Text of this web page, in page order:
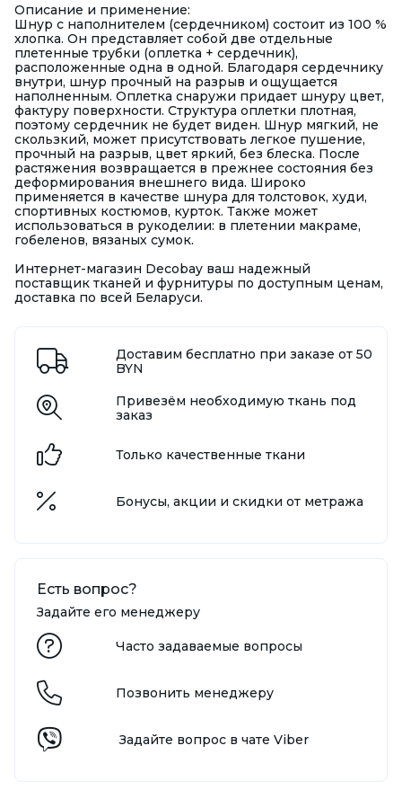
Описание и применение:
Шнур с наполнителем (сердечником) состоит из 100 %
хлопка. Он представляет собой две отдельные
плетенные трубки (оплетка + сердечник),
расположенные одна в одной. Благодаря сердечнику
внутри, шнур прочный на разрыв и ощущается
наполненным. Оплетка снаружи придает шнуру цвет,
фактуру поверхности. Структура оплетки плотная,
поэтому сердечник не будет виден. Шнур мягкий, не
скользкий, может присутствовать легкое пушение,
прочный на разрыв, цвет яркий, без блеска. После
растяжения возвращается в прежнее состояния без
деформирования внешнего вида. Широко
применяется в качестве шнура для толстовок, худи,
спортивных костюмов, курток. Также может
использоваться в рукоделии: в плетении макраме,
гобеленов, вязаных сумок.
Интернет-магазин Decobay ваш надежный
поставщик тканей и фурнитуры по доступным ценам,
доставка по всей Беларуси.
Доставим бесплатно при заказе от 50
BYN
Привезём необходимую ткань под
заказ
Только качественные ткани
Бонусы, акции и скидки от метража
Есть вопрос?
Задайте его менеджеру
Часто задаваемые вопросы
Позвонить менеджеру
Задайте вопрос в чате Viber